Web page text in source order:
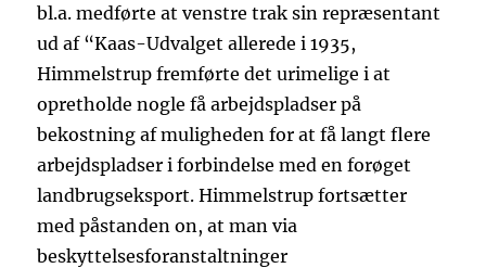
bl.a. medførte at venstre trak sin repræsentant
ud af “Kaas-Udvalget allerede i 1935,
Himmelstrup fremførte det urimelige i at
opretholde nogle få arbejdspladser på
bekostning af muligheden for at få langt flere
arbejdspladser i forbindelse med en forøget
landbrugseksport. Himmelstrup fortsætter
med påstanden on, at man via
beskyttelsesforanstaltninger